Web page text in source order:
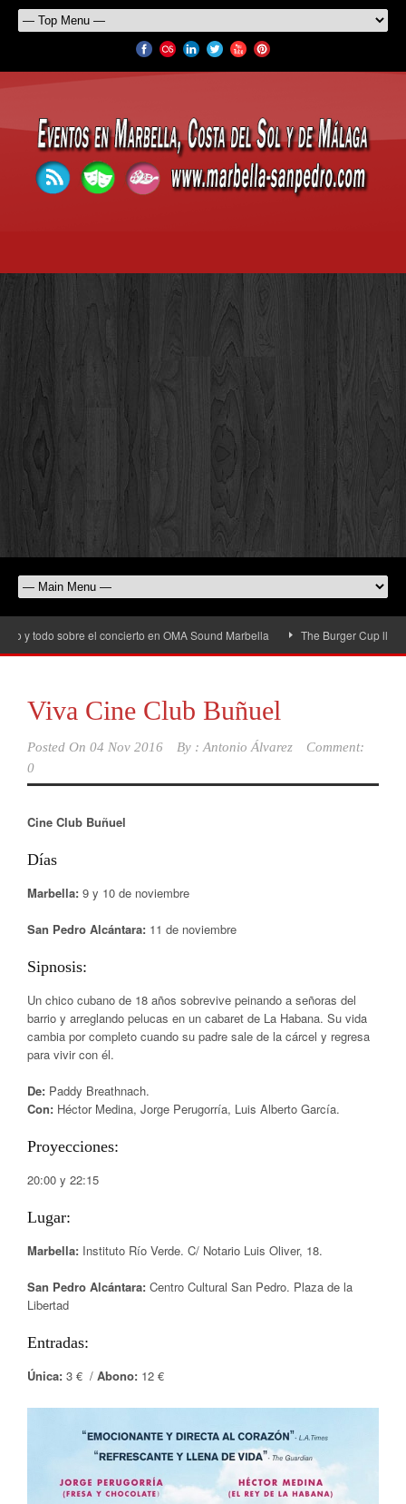
sobre el concierto en OMA Sound Marbella The Burger Cup llega a
Viva Cine Club Buñuel
Posted On 04 Nov 2016 By : Antonio Álvarez
Comment:
0
Cine Club Buñuel
Días
Marbella: 9 y 10 de noviembre
San Pedro Alcántara: 11 de noviembre
Sipnosis:
Un chico cubano de 18 años sobrevive peinando a señoras del
barrio y arreglando pelucas en un cabaret de La Habana. Su vida
cambia por completo cuando su padre sale de la cárcel y regresa
para vivir con él.
De: Paddy Breathnach.
Con: Héctor Medina, Jorge Perugorría, Luis Alberto García.
Proyecciones:
20:00 y 22:15
Lugar:
Marbella: Instituto Río Verde. C/ Notario Luis Oliver, 18.
San Pedro Alcántara: Centro Cultural San Pedro. Plaza de la
Libertad
Entradas:
Única: 3 € / Abono: 12 €